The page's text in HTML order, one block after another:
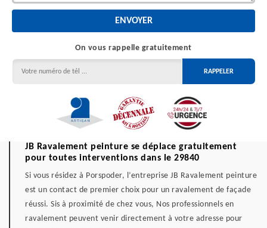
On vous rappelle gratuitement
JB Ravalement peinture se déplace gratuitement
pour toutes interventions dans le 29840
Si vous résidez à Porspoder, l’entreprise JB Ravalement peinture
est un contact de premier choix pour un ravalement de façade
réussi. Sis à proximité de chez vous, Nos professionnels en
ravalement peuvent venir directement à votre adresse pour